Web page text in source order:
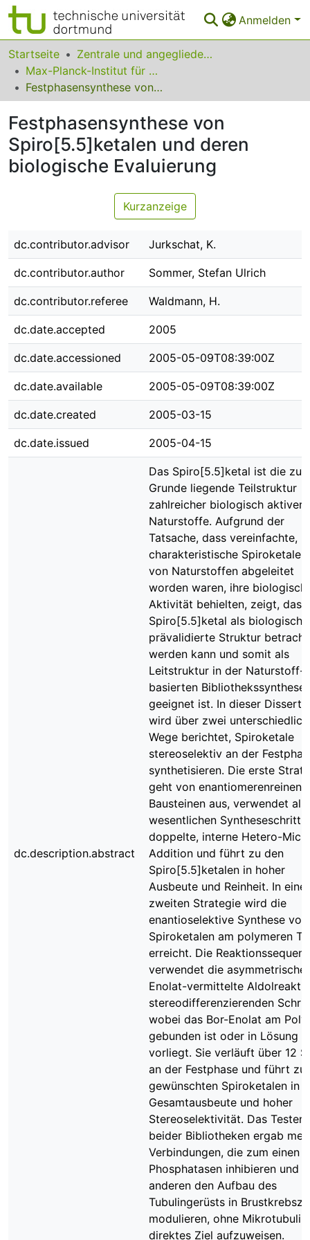
Anmelden
Bereiche & Sammlungen
Das gesamte Repositorium
FAQ
Leitlinien
Zurück zur Startseite
Startseite
Zentrale und angegliederte Institute
Max-Planck-Institut für molekulare Physiologie
Festphasensynthese von Spiro[5.5]ketalen und deren biologische Evaluierung
Festphasensynthese von
Spiro[5.5]ketalen und deren
biologische Evaluierung
Kurzanzeige
dc.contributor.advisor Jurkschat, K.
dc.contributor.author Sommer, Stefan Ulrich
dc.contributor.referee Waldmann, H.
dc.date.accepted 2005
dc.date.accessioned 2005-05-09T08:39:00Z
dc.date.available 2005-05-09T08:39:00Z
dc.date.created 2005-03-15
dc.date.issued 2005-04-15
dc.description.abstract
Das Spiro[5.5]ketal ist die zu
Grunde liegende Teilstruktur
zahlreicher biologisch aktiver
Naturstoffe. Aufgrund der
Tatsache, dass vereinfachte,
charakteristische Spiroketale,
von Naturstoffen abgeleitet
worden waren, ihre
Aktivität behielten, zeigt, dass
Spiro[5.5]ketal als biologisch
prävalidierte Struktur
werden kann und somit als
Leitstruktur in der Naturstoff-
basierten Bibliothekssynthese
geeignet ist. In dieser
wird über zwei
Wege berichtet, Spiroketale
stereoselektiv an der
synthetisieren. Die erste
geht von enantiomerenreinen
Bausteinen aus, verwendet als
wesentlichen Syntheseschritt
doppelte, interne Hetero-
Addition und führt zu den
Spiro[5.5]ketalen in hoher
Ausbeute und Reinheit. In einer
zweiten Strategie wird die
enantioselektive Synthese von
Spiroketalen am polymeren
erreicht. Die Reaktionssequenz
verwendet die
Enolat-vermittelte
stereodifferenzierenden
wobei das Bor-Enolat am
gebunden ist oder in Lösung
vorliegt. Sie verläuft über 12
an der Festphase und führt zu
gewünschten Spiroketalen in
Gesamtausbeute und hoher
Stereoselektivität. Das Testen
beider Bibliotheken ergab
Verbindungen, die zum einen
Phosphatasen inhibieren und
anderen den Aufbau des
Tubulingerüsts in
modulieren, ohne Mikrotubulin
direktes Ziel aufzuweisen.